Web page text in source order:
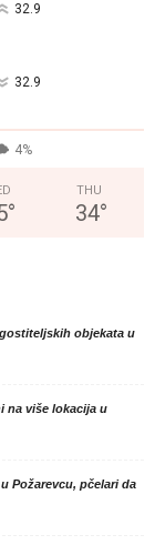
32.9
32.9
4%
°
THU
34°
objekata u
na više lokacija u
Požarevcu, pčelari da